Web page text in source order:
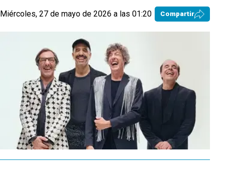
Miércoles, 27 de mayo de 2026 a las 01:20 Compartir